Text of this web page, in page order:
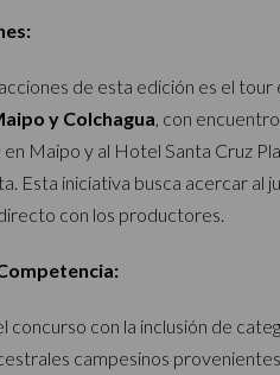
de esta edición es el
y Colchagua, con
en Maipo y al Hotel Santa Cruz
Esta iniciativa busca acercar al
con los productores.
concurso con la inclusión de
campesinos